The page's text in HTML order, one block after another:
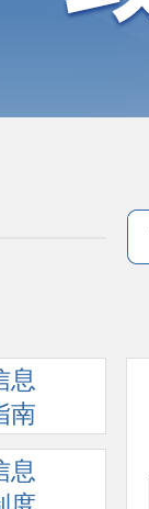
息
南
息